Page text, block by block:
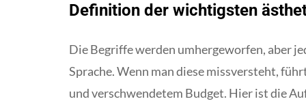
Definition der wichtigsten
Die Begriffe werden umhergeworfen, aber
Sprache. Wenn man diese missversteht,
und verschwendetem Budget. Hier ist die